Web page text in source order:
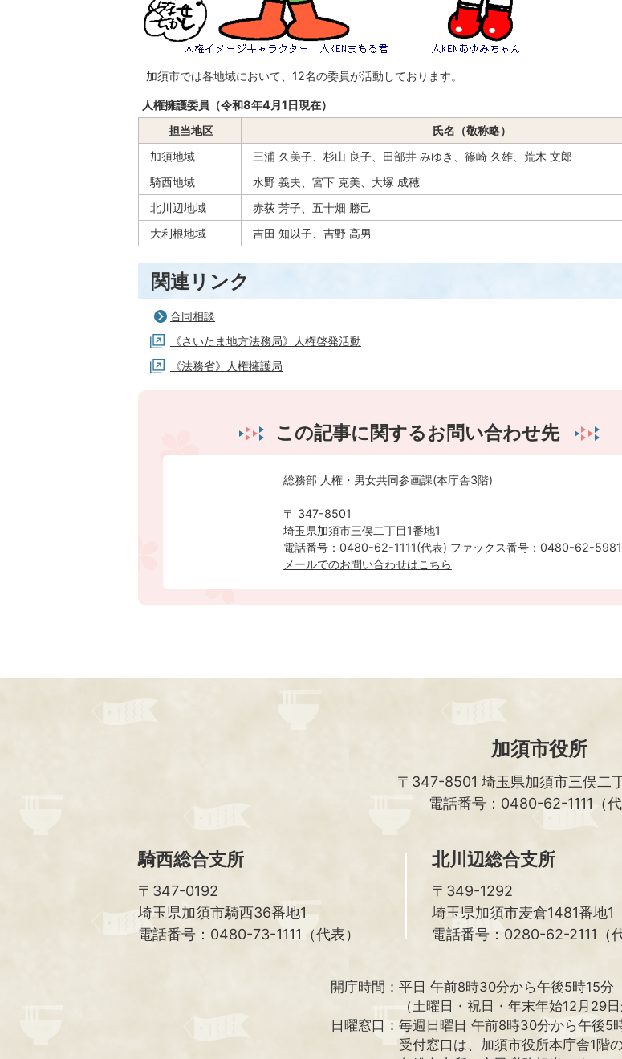
加須市では各地域において、12名の委員が活動しております。
人権擁護委員（令和8年4月1日現在）
担当地区
氏名（敬称略）
加須地域
三浦 久美子、杉山 良子、田部井 みゆき、篠崎 久雄、荒木 文郎
騎西地域
水野 義夫、宮下 克美、大塚 成穂
北川辺地域
赤荻 芳子、五十畑 勝己
大利根地域
吉田 知以子、吉野 高男
関連リンク
合同相談
《さいたま地方法務局》人権啓発活動
《法務省》人権擁護局
この記事に関するお問い合わせ先
総務部 人権・男女共同参画課(本庁舎3階)
〒 347-8501
埼玉県加須市三俣二丁目1番地1
電話番号：0480-62-1111(代表) ファックス番号：0480-62-5981
メールでのお問い合わせはこちら
加須市役所
〒347-8501 埼玉県加須市三俣二
電話番号：0480-62-1111（代
騎西総合支所
〒347-0192
埼玉県加須市騎西36番地1
電話番号：0480-73-1111（代表）
北川辺総合支所
〒349-1292
埼玉県加須市麦倉1481番地1
電話番号：0280-62-2111（代
開庁時間： 平日 午前8時30分から午後5時15分
（土曜日・祝日・年末年始12月29
日曜窓口： 毎週日曜日 午前8時30分から午後5
受付窓口は、加須市役所本庁舎1階